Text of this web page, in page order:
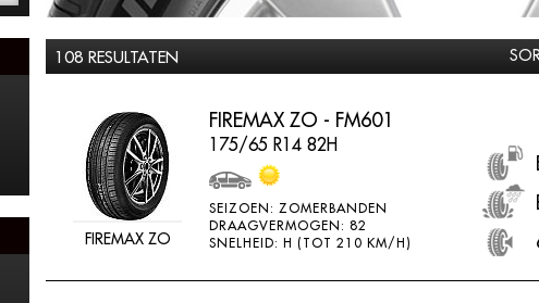
108 RESULTATEN
FIREMAX ZO
FIREMAX ZO - FM601
175/65 R14 82H
SEIZOEN: ZOMERBANDEN
DRAAGVERMOGEN: 82
SNELHEID: H (TOT 210 KM/H)